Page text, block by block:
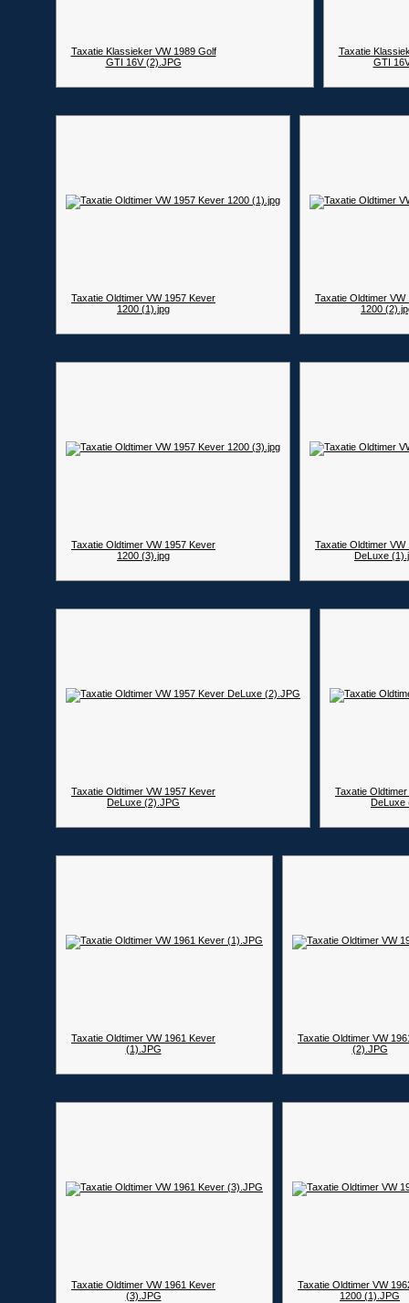
Taxatie Klassieker VW 1989 Golf
GTI 16V (2).JPG
Taxatie
GTI
Taxatie Oldtimer VW 1957 Kever
1200 (1).jpg
Taxatie Oldtimer VW
1200
Taxatie Oldtimer VW 1957 Kever
1200 (3).jpg
Taxatie Oldtimer VW
DeLuxe
Taxatie Oldtimer VW 1957 Kever
DeLuxe (2).JPG
Taxatie
DeLuxe
Taxatie Oldtimer VW 1961 Kever
(1).JPG
Taxatie Oldtimer VW
(2).JPG
Taxatie Oldtimer VW 1961 Kever
(3).JPG
Taxatie Oldtimer VW
1200 (1).JPG